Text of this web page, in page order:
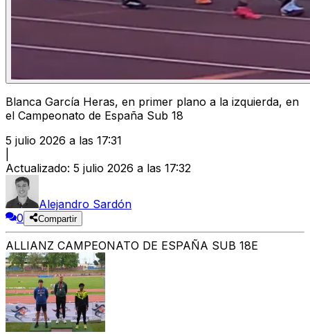
Blanca García Heras, en primer plano a la izquierda, en
el Campeonato de España Sub 18
5 julio 2026 a las 17:31
Actualizado: 5 julio 2026 a las 17:32
Alejandro Sardón
0
Compartir
ALLIANZ CAMPEONATO DE ESPAÑA SUB 18E